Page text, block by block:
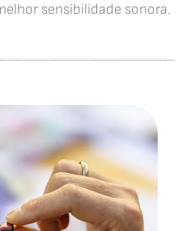
sensibilidade sonora.